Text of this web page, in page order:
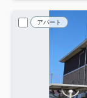
アパート